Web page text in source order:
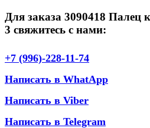
Для заказа 3090418 Палец
3 свяжитесь с нами:
+7 (996)-228-11-74
Написать в WhatApp
Написать в Viber
Написать в Telegram